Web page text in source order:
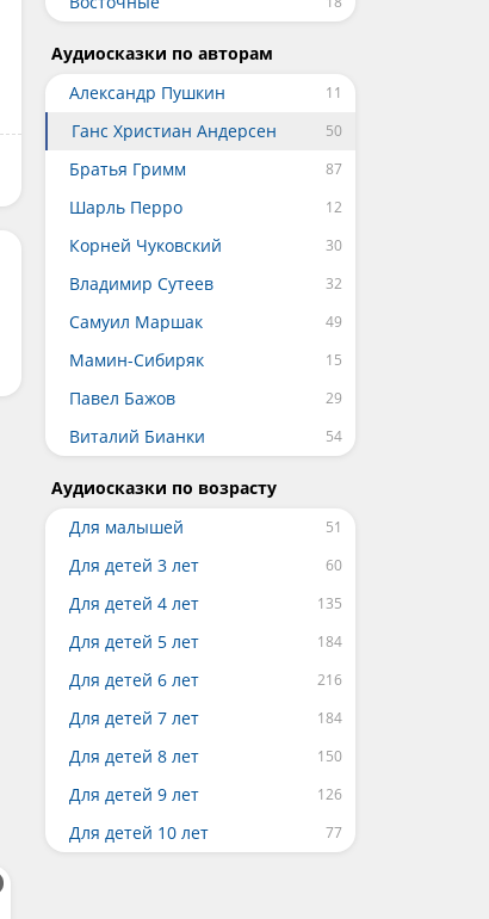
Аудиосказки по авторам
Александр Пушкин
Ганс Христиан Андерсен
Братья Гримм
Шарль Перро
Корней Чуковский
Владимир Сутеев
Самуил Маршак
Мамин-Сибиряк
Павел Бажов
Виталий Бианки
Аудиосказки по возрасту
Для малышей
Для детей 3 лет
Для детей 4 лет
Для детей 5 лет
Для детей 6 лет
Для детей 7 лет
Для детей 8 лет
Для детей 9 лет
Для детей 10 лет